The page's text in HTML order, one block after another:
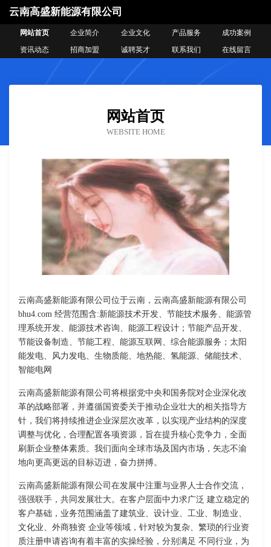
云南高盛新能源有限公司
网站首页 企业简介 企业文化 产品服务
成功案例
资讯动态
招商加盟 诚聘英才 联系我们 在线留言
网站首页
WEBSITE HOME
云南高盛新能源有限公司位于云南，云南高盛新能源有限公司
bhu4.com 经营范围含:新能源技术开发、节能技术服务、能源管
理系统开发、能源技术咨询、能源工程设计；节能产品开发、
节能设备制造、节能工程、能源互联网、综合能源服务；太阳
能发电、风力发电、生物质能、地热能、氢能源、储能技术、
智能电网
云南高盛新能源有限公司将根据党中央和国务院对企业深化改
革的战略部署，并遵循国资委关于推动企业壮大的相关指导方
针，我们将持续推进企业深层次改革，以实现产业结构的深度
调整与优化，合理配置各项资源，旨在提升核心竞争力，全面
刷新企业整体素质。我们面向全球市场及国内市场，矢志不渝
地向更高更远的目标迈进，奋力拼搏。
云南高盛新能源有限公司在发展中注重与业界人士合作交流，
强强联手，共同发展壮大。在客户层面中力求广泛 建立稳定的
客户基础，业务范围涵盖了建筑业、设计业、工业、制造业、
文化业、外商独资 企业等领域，针对较为复杂、繁琐的行业资
质注册申请咨询有着丰富的实操经验，分别满足 不同行业，为